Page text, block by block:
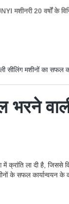
मशीनरी 20 वर्षों के
सीलिंग मशीनों का सफल
में क्रांति ला दी है,
के सफल कार्यान्वयन के